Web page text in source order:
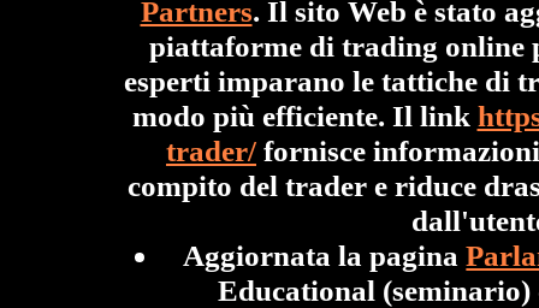
Partners. Il sito Web è stato
piattaforme di trading online
esperti imparano le tattiche di
modo più efficiente. Il link
trader/ fornisce
compito del trader e riduce
Aggiornata la pagina
Educational